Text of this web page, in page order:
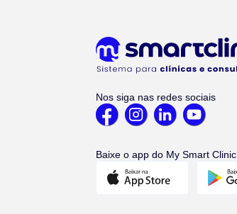
Nos siga nas redes sociais
Baixe o app do My Smart Clinic